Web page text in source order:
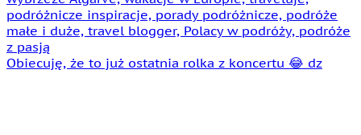
Obiecuję, że to już ostatnia rolka z koncertu 😂 dz